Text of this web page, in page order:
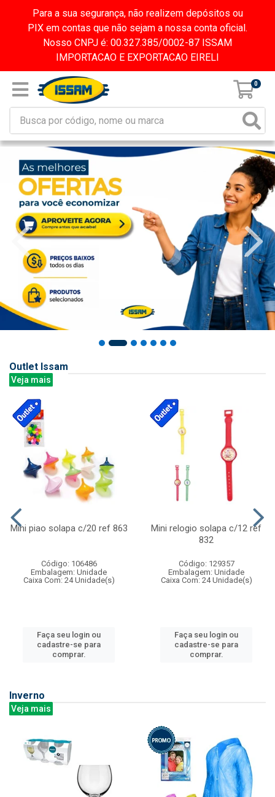
Para a sua segurança, não realizem depósitos ou
PIX em contas que não sejam a nossa conta oficial.
Nosso CNPJ é: 00.327.385/0002-87 ISSAM
IMPORTACAO E EXPORTACAO EIRELI
0
Outlet Issam
Veja mais
Mini piao solapa c/20 ref 863
Código: 106486
Embalagem: Unidade
Caixa Com: 24 Unidade(s)
Faça seu login ou
cadastre-se para
comprar.
Mini relogio solapa c/12 ref
832
Código: 129357
Embalagem: Unidade
Caixa Com: 24 Unidade(s)
Faça seu login ou
cadastre-se para
comprar.
Inverno
Veja mais